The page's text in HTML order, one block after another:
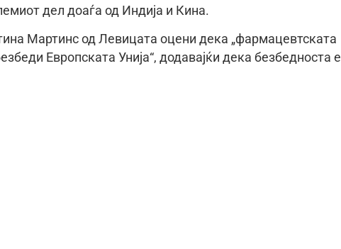
дел доаѓа од Индија и Кина.
Мартинс од Левицата оцени дека „фармацевтската
Европската Унија“, додавајќи дека безбедноста е